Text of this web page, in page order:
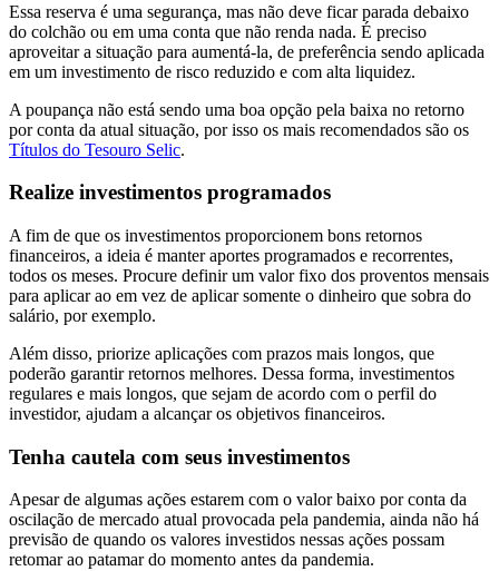
Essa reserva é uma segurança, mas não deve ficar parada debaixo
do colchão ou em uma conta que não renda nada. É preciso
aproveitar a situação para aumentá-la, de preferência sendo aplicada
em um investimento de risco reduzido e com alta liquidez.
A poupança não está sendo uma boa opção pela baixa no retorno
por conta da atual situação, por isso os mais recomendados são os
Títulos do Tesouro Selic.
Realize investimentos programados
A fim de que os investimentos proporcionem bons retornos
financeiros, a ideia é manter aportes programados e recorrentes,
todos os meses. Procure definir um valor fixo dos proventos mensais
para aplicar ao em vez de aplicar somente o dinheiro que sobra do
salário, por exemplo.
Além disso, priorize aplicações com prazos mais longos, que
poderão garantir retornos melhores. Dessa forma, investimentos
regulares e mais longos, que sejam de acordo com o perfil do
investidor, ajudam a alcançar os objetivos financeiros.
Tenha cautela com seus investimentos
Apesar de algumas ações estarem com o valor baixo por conta da
oscilação de mercado atual provocada pela pandemia, ainda não há
previsão de quando os valores investidos nessas ações possam
retomar ao patamar do momento antes da pandemia.